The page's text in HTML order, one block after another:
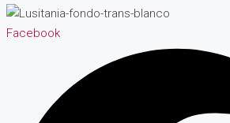
Facebook